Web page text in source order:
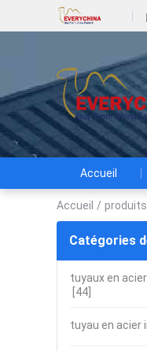
Accueil
Accueil / produits
Catégories
tuyaux en
[44]
tuyau en acier